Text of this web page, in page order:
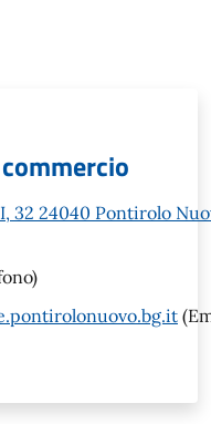
32 24040 Pontirolo